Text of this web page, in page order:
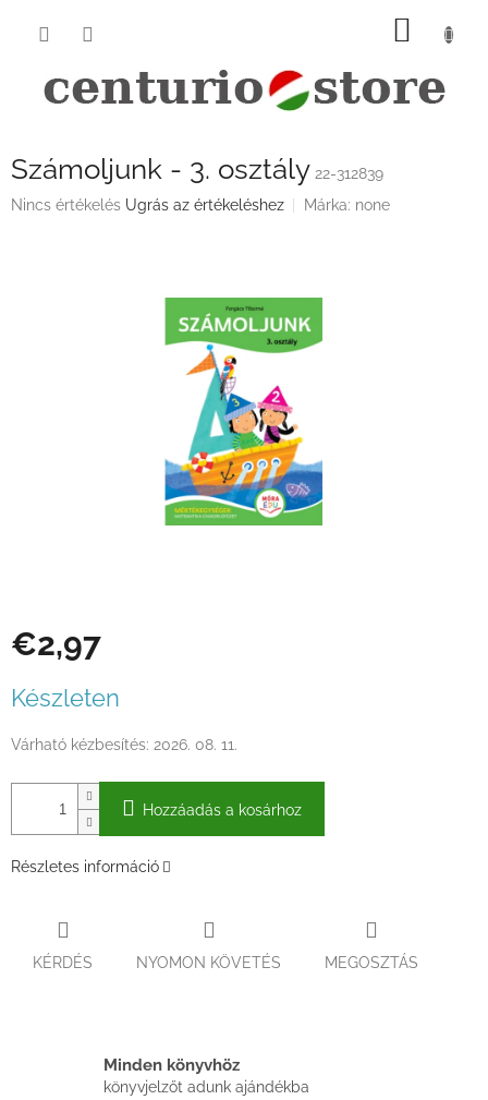
KOSÁR
Számoljunk - 3. osztály 22-312839
A
Nincs értékelés Ugrás az értékeléshez Márka: none
€2,97
Készleten
Várható kézbesítés: 2026. 08. 11.
Hozzáadás a kosárhoz
Részletes információ
KÉRDÉS NYOMON KÖVETÉS MEGOSZTÁS
Minden könyvhöz
könyvjelzőt adunk ajándékba